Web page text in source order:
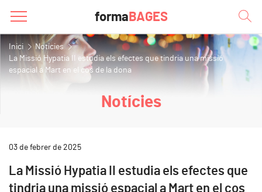
forma BAGES
Inici
Notícies
La Missió Hypatia II estudia els efectes que tindria una missió
espacial a Mart en el cos de la dona
Notícies
03 de febrer de 2025
La Missió Hypatia II estudia els efectes que
tindria una missió espacial a Mart en el cos